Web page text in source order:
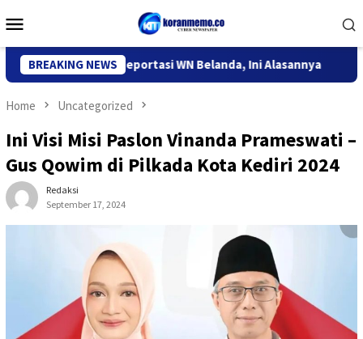
to
Menu
BREAKING NEWS
Kediri Deportasi WN Belanda, Ini Alasannya 9 Desa
Home Uncategorized
Ini Visi Misi Paslon Vinanda Prameswati –
Gus Qowim di Pilkada Kota Kediri 2024
Redaksi
September 17, 2024